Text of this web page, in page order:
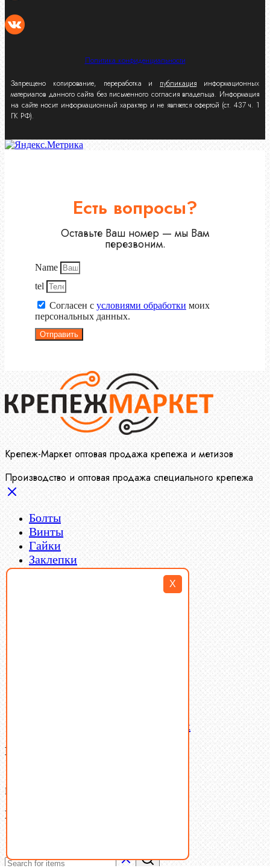
X
Политика конфиденциальности
Запрещено копирование, переработка и публикация информационных
материалов данного сайта без письменного согласия владельца. Информация
на сайте носит информационный характер и не является офертой (ст. 437 ч. 1
ГК РФ).
Есть вопросы?
Оставьте Ваш номер — мы Вам
перезвоним.
Name
tel
Согласен с условиями обработки моих
персональных данных.
Отправить
Крепеж-Маркет оптовая продажа крепежа и метизов
Производство и оптовая продажа специального крепежа
Болты
Винты
Гайки
Заклепки
Пресс-масленки
Латунный и бронзовый крепеж
Ваша корзина
В корзине нет товаров.
Поиск